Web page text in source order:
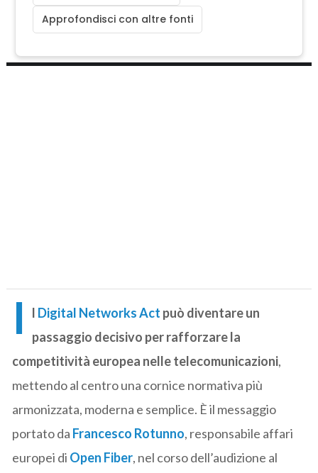
Approfondisci con altre fonti
I l Digital Networks Act può diventare un
passaggio decisivo per rafforzare la
competitività europea nelle telecomunicazioni,
mettendo al centro una cornice normativa più
armonizzata, moderna e semplice. È il messaggio
portato da Francesco Rotunno, responsabile affari
europei di Open Fiber, nel corso dell’audizione al